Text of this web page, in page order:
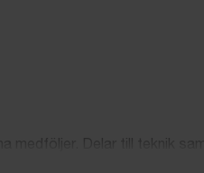
medföljer. Delar till teknik samt